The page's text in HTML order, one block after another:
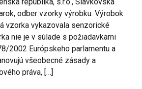
republika, s.r.o., Slavkovská
odber vzorky výrobku. Výrobok
vzorka vykazovala senzorické
nie je v súlade s požiadavkami
2002 Európskeho parlamentu a
všeobecné zásady a
práva, […]